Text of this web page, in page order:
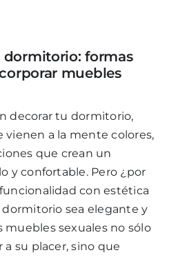
dormitorio: formas
muebles
decorar tu dormitorio,
a la mente colores,
que crean un
y confortable. Pero ¿por
con estética
dormitorio sea elegante y
muebles sexuales no sólo
su placer, sino que